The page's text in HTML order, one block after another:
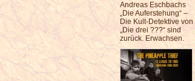
Andreas Eschbachs
„Die Auferstehung“ –
Die Kult-Detektive von
„Die drei ???“ sind
zurück. Erwachsen.